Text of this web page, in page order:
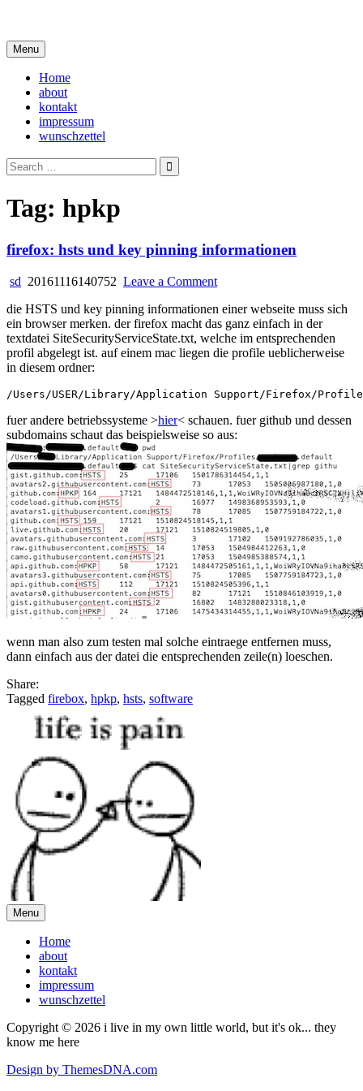
content
Menu
Home
about
kontakt
impressum
wunschzettel
Search
for:
Tag: hpkp
firefox: hsts und key pinning informationen
sd 20161116140752 Leave a Commenton
hsts
und
key
pinning
die HSTS und key pinning informationen einer webseite muss sich
ein browser merken. der firefox macht das ganz einfach in der
textdatei SiteSecurityServiceState.txt, welche im entsprechenden
profil abgelegt ist. auf einem mac liegen die profile ueblicherweise
in diesem ordner:
fuer andere betriebssysteme >hier< schauen. fuer github und dessen
subdomains schaut das beispielsweise so aus:
wenn man also zum testen mal solche eintraege entfernen muss,
dann einfach aus der datei die entsprechenden zeile(n) loeschen.
Share:
Tagged firebox, hpkp, hsts, software
Menu
Home
about
kontakt
impressum
wunschzettel
Copyright © 2026 i live in my own little world, but it's ok... they
know me here
Design by ThemesDNA.com